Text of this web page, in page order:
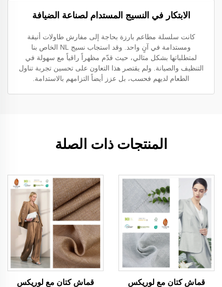
الابتكار في النسيج المستدام لصناعة الضيافة
كانت سلسلة مطاعم بارزة بحاجة إلى مفارش طاولات أنيقة
ومستدامة في آنٍ واحد. وقد استجاب نسيج NL الخاص بنا
لمتطلباتها بشكل مثالي، حيث قدّم مظهراً راقياً مع سهولة في
التنظيف والصيانة. ولم يقتصر هذا التعاون على تحسين تجربة تناول
الطعام لديهم فحسب، بل عزز أيضاً التزامهم بالاستدامة.
المنتجات ذات الصلة
قماش كتان مع لوريكس
قماش كتان مع لوريكس